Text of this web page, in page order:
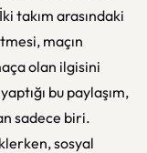
takım arasındaki
maçın
olan ilgisini
bu paylaşım,
sadece biri.
sosyal